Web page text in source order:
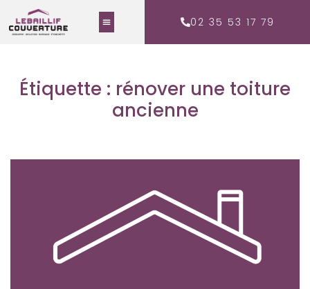
02 35 53 17 79
Étiquette : rénover une toiture
ancienne